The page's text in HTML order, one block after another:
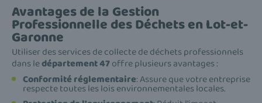
Avantages de la Gestion
Professionnelle des Déchets en Lot-et-
Garonne
Utiliser des services de collecte de déchets professionnels
dans ledépartement 47offre plusieurs avantages :
Conformité réglementaire: Assure que votre entreprise
respecte toutes les lois environnementales locales.